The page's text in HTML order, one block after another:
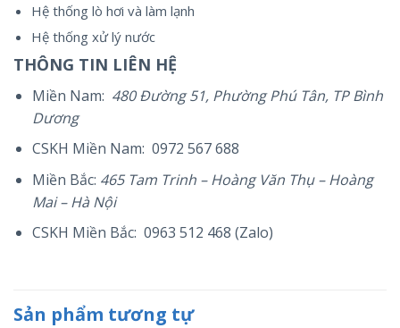
Hệ thống lò hơi và làm lạnh
Hệ thống xử lý nước
THÔNG TIN LIÊN HỆ
Miền Nam: 480 Đường 51, Phường Phú Tân, TP Bình
Dương
CSKH Miền Nam: 0972 567 688
Miền Bắc: 465 Tam Trinh – Hoàng Văn Thụ – Hoàng
Mai – Hà Nội
CSKH Miền Bắc: 0963 512 468 (Zalo)
Sản phẩm tương tự